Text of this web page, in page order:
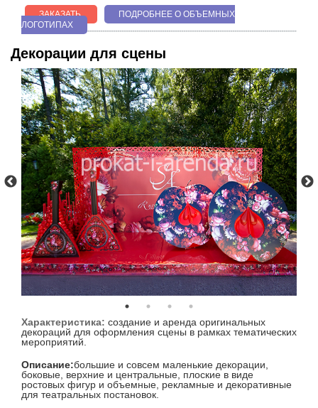
ЗАКАЗАТЬ
ПОДРОБНЕЕ О ОБЪЕМНЫХ
ЛОГОТИПАХ
Декорации для сцены
Характеристика: создание и аренда оригинальных
декораций для оформления сцены в рамках тематических
мероприятий.
Описание:большие и совсем маленькие декорации,
боковые, верхние и центральные, плоские в виде
ростовых фигур и объемные, рекламные и декоративные
для театральных постановок.